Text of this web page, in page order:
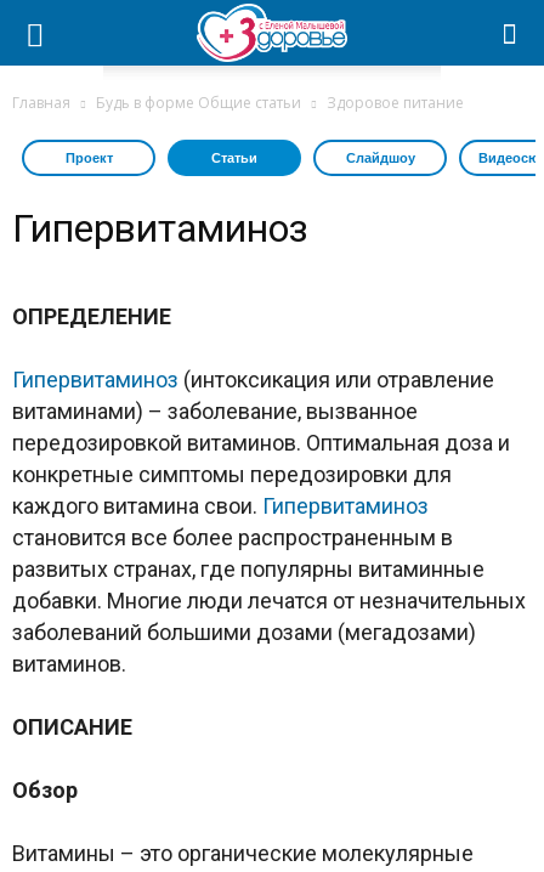
Главная Будь в форме Общие статьи Здоровое питание
Проект Статьи Слайдшоу
Гипервитаминоз
ОПРЕДЕЛЕНИЕ
Гипервитаминоз (интоксикация или отравление
витаминами) – заболевание, вызванное
передозировкой витаминов. Оптимальная доза и
конкретные симптомы передозировки для
каждого витамина свои. Гипервитаминоз
становится все более распространенным в
развитых странах, где популярны витаминные
добавки. Многие люди лечатся от незначительных
заболеваний большими дозами (мегадозами)
витаминов.
ОПИСАНИЕ
Обзор
Витамины – это органические молекулярные